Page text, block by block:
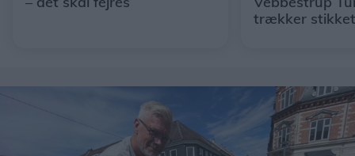
trækker stikket